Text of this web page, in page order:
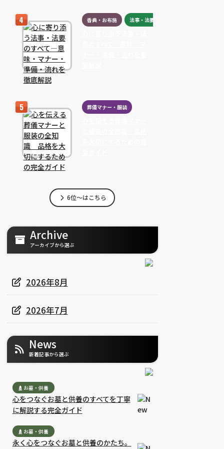
香典・お布施 法事・法要
葬儀マナー・服装
6位～はこちら
Archive
アーカイブから選ぶ
2026年8月
2026年7月
News
新着記事から選ぶ
お墓・供養
心をつなぐお墓と供養のすべてを丁寧
に解説する完全ガイド
お墓・供養
永く心をつなぐお墓と供養のかたち。